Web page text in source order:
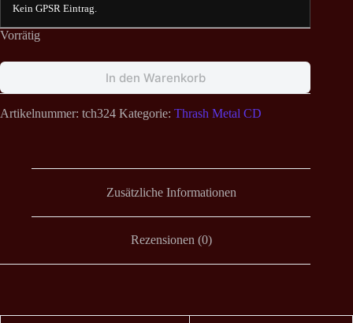
Kein GPSR Eintrag.
Vorrätig
In den Warenkorb
Artikelnummer: tch324 Kategorie: Thrash Metal CD
Zusätzliche Informationen
Rezensionen (0)